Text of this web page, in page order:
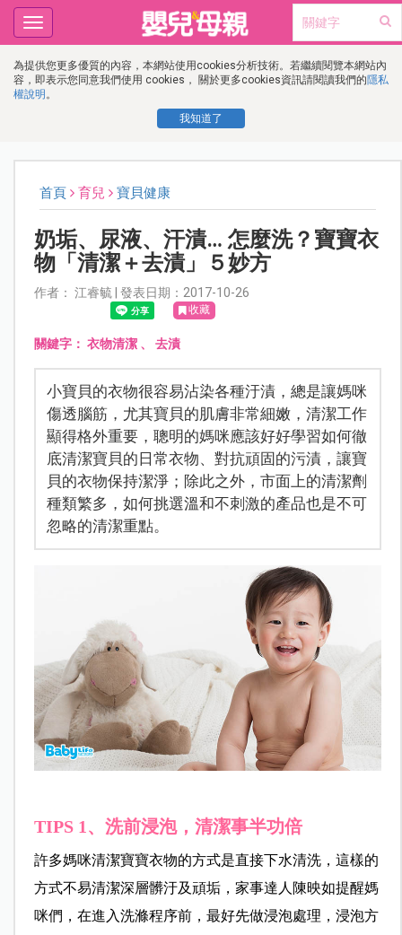
為提供您更多優質的內容，本網站使用cookies分析技術。若繼續閱覽本網站內
容，即表示您同意我們使用 cookies， 關於更多cookies資訊請閱讀我們的隱私
權說明 。
我知道了
Toggle
navigation
首頁 育兒 寶貝健康
奶垢、尿液、汗漬… 怎麼洗？寶寶衣
物「清潔＋去漬」５妙方
作者： 江睿毓 | 發表日期：2017-10-26
收藏
關鍵字： 衣物清潔、 去漬
小寶貝的衣物很容易沾染各種汙漬，總是讓媽咪
傷透腦筋，尤其寶貝的肌膚非常細嫩，清潔工作
顯得格外重要，聰明的媽咪應該好好學習如何徹
底清潔寶貝的日常衣物、對抗頑固的污漬，讓寶
貝的衣物保持潔淨；除此之外，市面上的清潔劑
種類繁多，如何挑選溫和不刺激的產品也是不可
忽略的清潔重點。
TIPS 1、洗前浸泡，清潔事半功倍
許多媽咪清潔寶寶衣物的方式是直接下水清洗，這樣的
方式不易清潔深層髒汙及頑垢，家事達人陳映如提醒媽
咪們，在進入洗滌程序前，最好先做浸泡處理，浸泡方